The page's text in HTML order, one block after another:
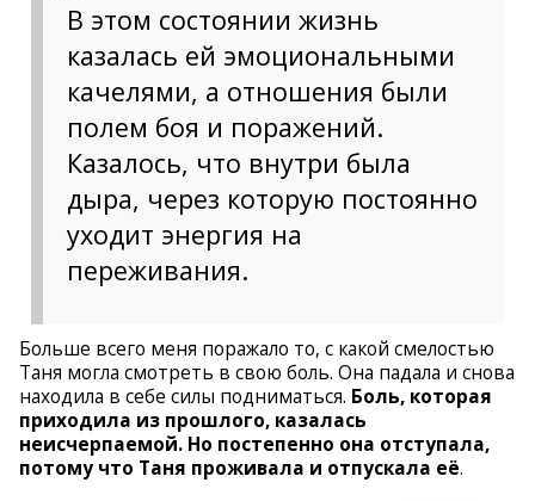
В этом состоянии жизнь
казалась ей эмоциональными
качелями, а отношения были
полем боя и поражений.
Казалось, что внутри была
дыра, через которую постоянно
уходит энергия на
переживания.
Больше всего меня поражало то, с какой смелостью
Таня могла смотреть в свою боль. Она падала и снова
находила в себе силы подниматься. Боль, которая
приходила из прошлого, казалась
неисчерпаемой. Но постепенно она отступала,
потому что Таня проживала и отпускала её.